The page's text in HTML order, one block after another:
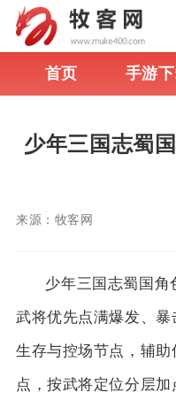
首页 手游
少年三国志蜀
来源： 牧客网
少年三国志蜀国角
武将优先点满爆发、
生存与控场节点，辅
点，按武将定位分层加